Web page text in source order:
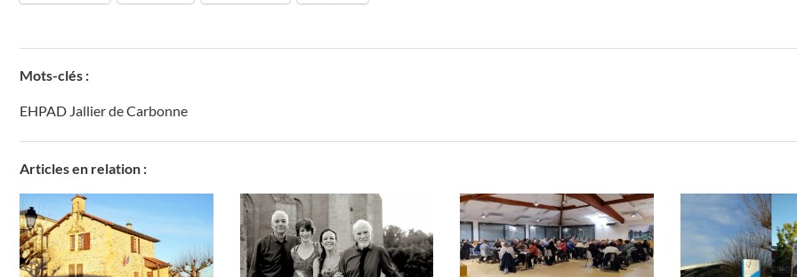
Mots-clés :
EHPAD Jallier de Carbonne
Articles en relation :